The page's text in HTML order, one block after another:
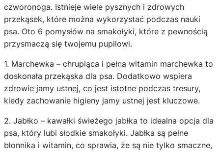
czworonoga. Istnieje wiele pysznych i zdrowych
przekąsek, które można wykorzystać podczas nauki
psa. Oto 6 pomysłów na smakołyki, które z pewnością
przysmaczą się twojemu pupilowi.
1. Marchewka – chrupiąca i pełna witamin marchewka to
doskonała przekąska dla psa. Dodatkowo wspiera
zdrowie jamy ustnej, co jest istotne podczas tresury,
kiedy zachowanie higieny jamy ustnej jest kluczowe.
2. Jabłko – kawałki świeżego jabłka to idealna opcja dla
psa, który lubi słodkie smakołyki. Jabłka są pełne
błonnika i witamin, co sprawia, że są nie tylko smaczne,